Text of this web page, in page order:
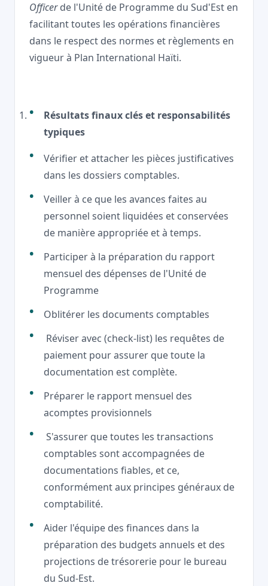
Officerde l'Unité de Programme du Sud'Est en
facilitant toutes les opérations financières
dans le respect des normes et règlements en
vigueur à Plan International Haïti.
Résultats finaux clés et responsabilités
typiques
Vérifier et attacher les pièces justificatives
dans les dossiers comptables.
Veiller à ce que les avances faites au
personnel soient liquidées et conservées
de manière appropriée et à temps.
Participer à la préparation du rapport
mensuel des dépenses de l'Unité de
Programme
Oblitérer les documents comptables
Réviser avec (check-list) les requêtes de
paiement pour assurer que toute la
documentation est complète.
Préparer le rapport mensuel des
acomptes provisionnels
S'assurer que toutes les transactions
comptables sont accompagnées de
documentations fiables, et ce,
conformément aux principes généraux de
comptabilité.
Aider l'équipe des finances dans la
préparation des budgets annuels et des
projections de trésorerie pour le bureau
du Sud-Est.